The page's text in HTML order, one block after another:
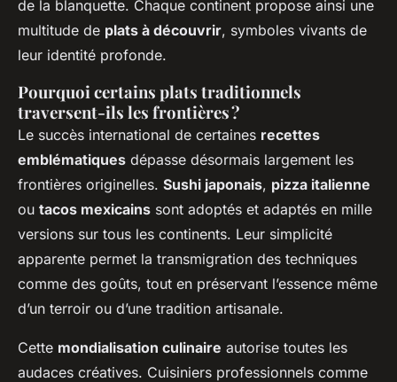
de la blanquette. Chaque continent propose ainsi une
multitude de plats à découvrir, symboles vivants de
leur identité profonde.
Pourquoi certains plats traditionnels
traversent-ils les frontières ?
Le succès international de certaines recettes
emblématiques dépasse désormais largement les
frontières originelles. Sushi japonais, pizza italienne
ou tacos mexicains sont adoptés et adaptés en mille
versions sur tous les continents. Leur simplicité
apparente permet la transmigration des techniques
comme des goûts, tout en préservant l’essence même
d’un terroir ou d’une tradition artisanale.
Cette mondialisation culinaire autorise toutes les
audaces créatives. Cuisiniers professionnels comme